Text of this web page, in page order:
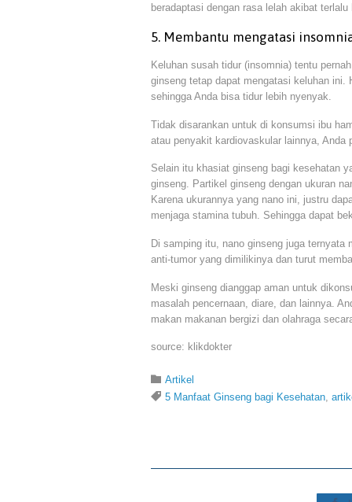
beradaptasi dengan rasa lelah akibat
5. Membantu mengatasi
Keluhan susah tidur (insomnia) tentu
ginseng tetap dapat mengatasi keluhan
sehingga Anda bisa tidur lebih nyenyak.
Tidak disarankan untuk di konsumsi ibu
atau penyakit kardiovaskular lainnya, Anda
Selain itu khasiat ginseng bagi kesehatan
ginseng. Partikel ginseng dengan ukuran
Karena ukurannya yang nano ini, justru
menjaga stamina tubuh. Sehingga dapat
Di samping itu, nano ginseng juga ternyata
anti-tumor yang dimilikinya dan turut
Meski ginseng dianggap aman untuk
masalah pencernaan, diare, dan lainnya.
makan makanan bergizi dan olahraga
source: klikdokter
 Category
Artikel
 Tags
5 Manfaat Ginseng bagi Kesehatan,